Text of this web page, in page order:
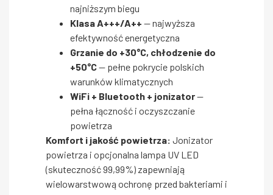
najniższym biegu
Klasa A+++/A++ — najwyższa
efektywność energetyczna
Grzanie do +30°C, chłodzenie do
+50°C— pełne pokrycie polskich
warunków klimatycznych
WiFi + Bluetooth + jonizator—
pełna łączność i oczyszczanie
powietrza
Komfort i jakość powietrza: Jonizator
powietrza i opcjonalna lampa UV LED
(skuteczność 99,99%) zapewniają
wielowarstwową ochronę przed bakteriami i